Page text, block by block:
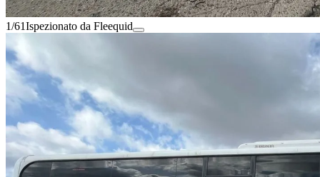
1/61Ispezionato da Fleequid